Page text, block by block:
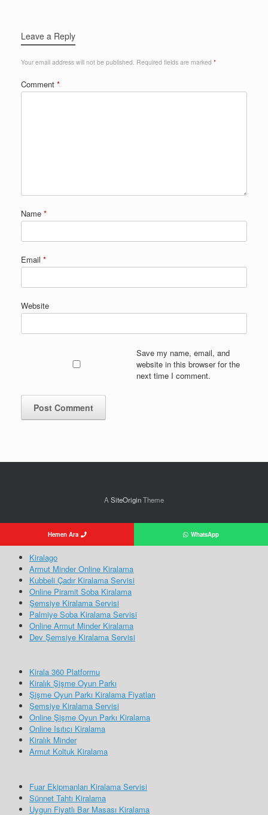
Leave a Reply
Your email address will not be published. Required fields are marked *
Comment *
Name *
Email *
Website
Save my name, email, and
website in this browser for the
next time I comment.
A SiteOriginTheme
Hemen Ara WhatsApp
Kiralago
Armut Minder Online Kiralama
Kubbeli Çadır Kiralama Servisi
Online Piramit Soba Kiralama
Şemsiye Kiralama Servisi
Palmiye Soba Kiralama Servisi
Online Armut Minder Kiralama
Dev Şemsiye Kiralama Servisi
Kirala 360 Platformu
Kiralık Şişme Oyun Parkı
Şişme Oyun Parkı Kiralama Fiyatları
Şemsiye Kiralama Servisi
Online Şişme Oyun Parkı Kiralama
Online Isıtıcı Kiralama
Kiralık Minder
Armut Koltuk Kiralama
Fuar Ekipmanları Kiralama Servisi
Sünnet Tahtı Kiralama
Uygun Fiyatlı Bar Masası Kiralama